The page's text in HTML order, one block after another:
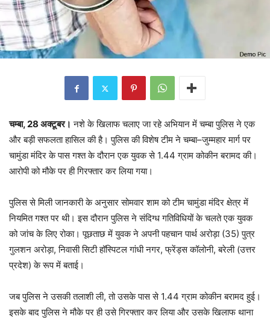
चम्बा, 28 अक्टूबर। नशे के खिलाफ चलाए जा रहे अभियान में चम्बा पुलिस ने एक
और बड़ी सफलता हासिल की है। पुलिस की विशेष टीम ने चम्बा–जुम्महार मार्ग पर
चामुंडा मंदिर के पास गश्त के दौरान एक युवक से 1.44 ग्राम कोकीन बरामद की।
आरोपी को मौके पर ही गिरफ्तार कर लिया गया।
पुलिस से मिली जानकारी के अनुसार सोमवार शाम को टीम चामुंडा मंदिर क्षेत्र में
नियमित गश्त पर थी। इस दौरान पुलिस ने संदिग्ध गतिविधियों के चलते एक युवक
को जांच के लिए रोका। पूछताछ में युवक ने अपनी पहचान पार्थ अरोड़ा (35) पुत्र
गुलशन अरोड़ा, निवासी सिटी हॉस्पिटल गांधी नगर, फ्रेंड्स कॉलोनी, बरेली (उत्तर
प्रदेश) के रूप में बताई।
जब पुलिस ने उसकी तलाशी ली, तो उसके पास से 1.44 ग्राम कोकीन बरामद हुई।
इसके बाद पुलिस ने मौके पर ही उसे गिरफ्तार कर लिया और उसके खिलाफ थाना